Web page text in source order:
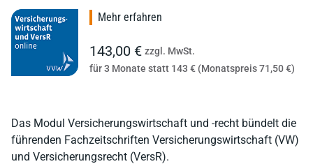
Das Modul Versicherungswirtschaft und -recht bündelt die
führenden Fachzeitschriften Versicherungswirtschaft (VW)
und Versicherungsrecht (VersR).
Mehr erfahren
143,00 € zzgl. MwSt.
für 3 Monate statt 143 € (Monatspreis 71,50 €)